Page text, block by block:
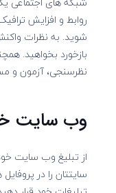
روابط و افزایش
شوید. به نظرات
بازخورد بخواهید.
نظرسنجی، آزمون و
وب سایت
از تبلیغ وب سایت
سایتتان را در